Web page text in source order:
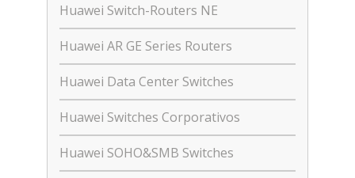
Huawei Switch-Routers NE
Huawei AR GE Series Routers
Huawei Data Center Switches
Huawei Switches Corporativos
Huawei SOHO&SMB Switches